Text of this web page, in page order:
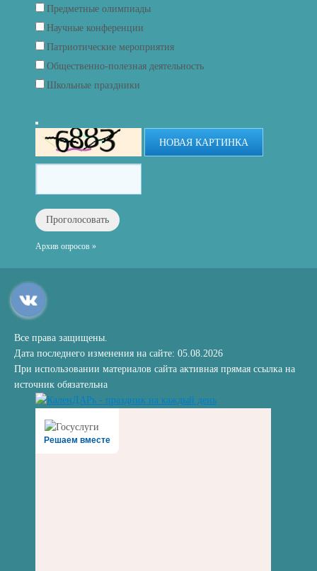
Предметные олимпиады
Научные конференции
Патриотические мероприятия
Общественно-полезная деятельность
Школьные праздники
НОВАЯ КАРТИНКА
Архив опросов »
Все права защищены.
Дата последнего изменения на сайте: 05.08.2026
При использовании материалов сайта активная прямая ссылка на
источник обязательна
Решаем вместе